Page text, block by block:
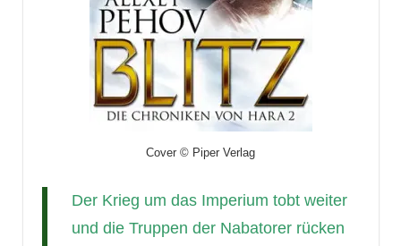
Cover © Piper Verlag
Der Krieg um das Imperium tobt weiter
und die Truppen der Nabatorer rücken